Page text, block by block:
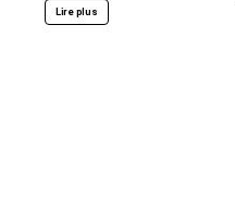
Lire plus